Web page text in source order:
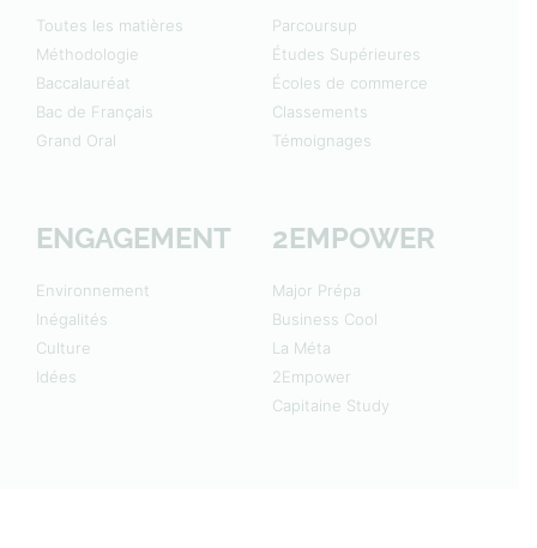
Toutes les matières
Méthodologie
Baccalauréat
Bac de Français
Grand Oral
Parcoursup
Études Supérieures
Écoles de commerce
Classements
Témoignages
ENGAGEMENT
Environnement
Inégalités
Culture
Idées
2EMPOWER
Major Prépa
Business Cool
La Méta
2Empower
Capitaine Study